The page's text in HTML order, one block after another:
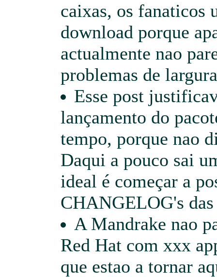
caixas, os fanaticos
download porque
actualmente nao
problemas de
Esse post
lançamento do
tempo, porque nao
Daqui a pouco sai
ideal é começar a
CHANGELOG's
A Mandrake nao
Red Hat com xxx
que estao a tornar